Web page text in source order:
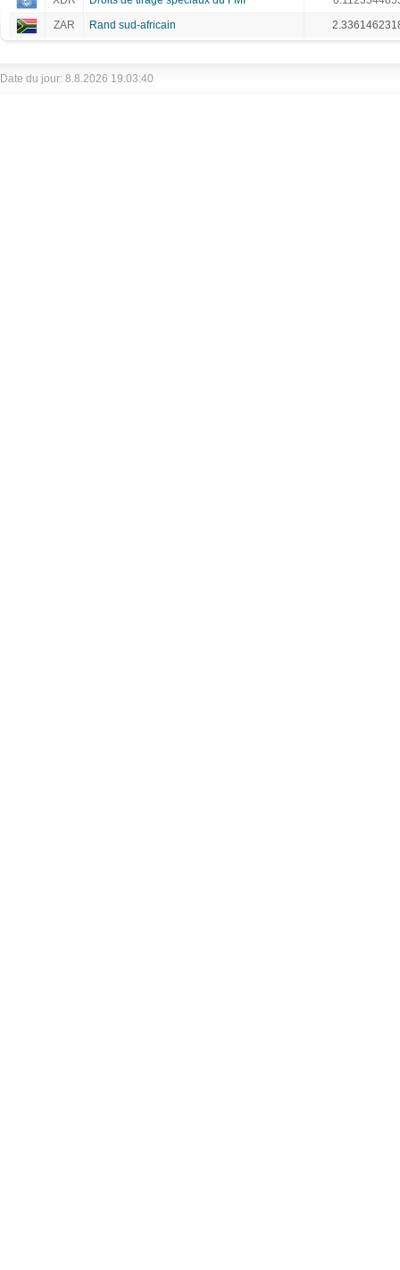
ZAR
Rand sud-africain
Date du jour: 8.8.2026 19:03:40